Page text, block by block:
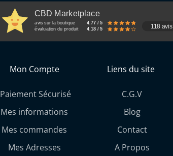
CBD Marketplace
avis sur la boutique
4.77 / 5
évaluation du produit
4.18 / 5 118 avis
Mon Compte
Paiement Sécurisé
Mes informations
Mes commandes
Mes Adresses
Liens du site
C.G.V
Blog
Contact
A Propos